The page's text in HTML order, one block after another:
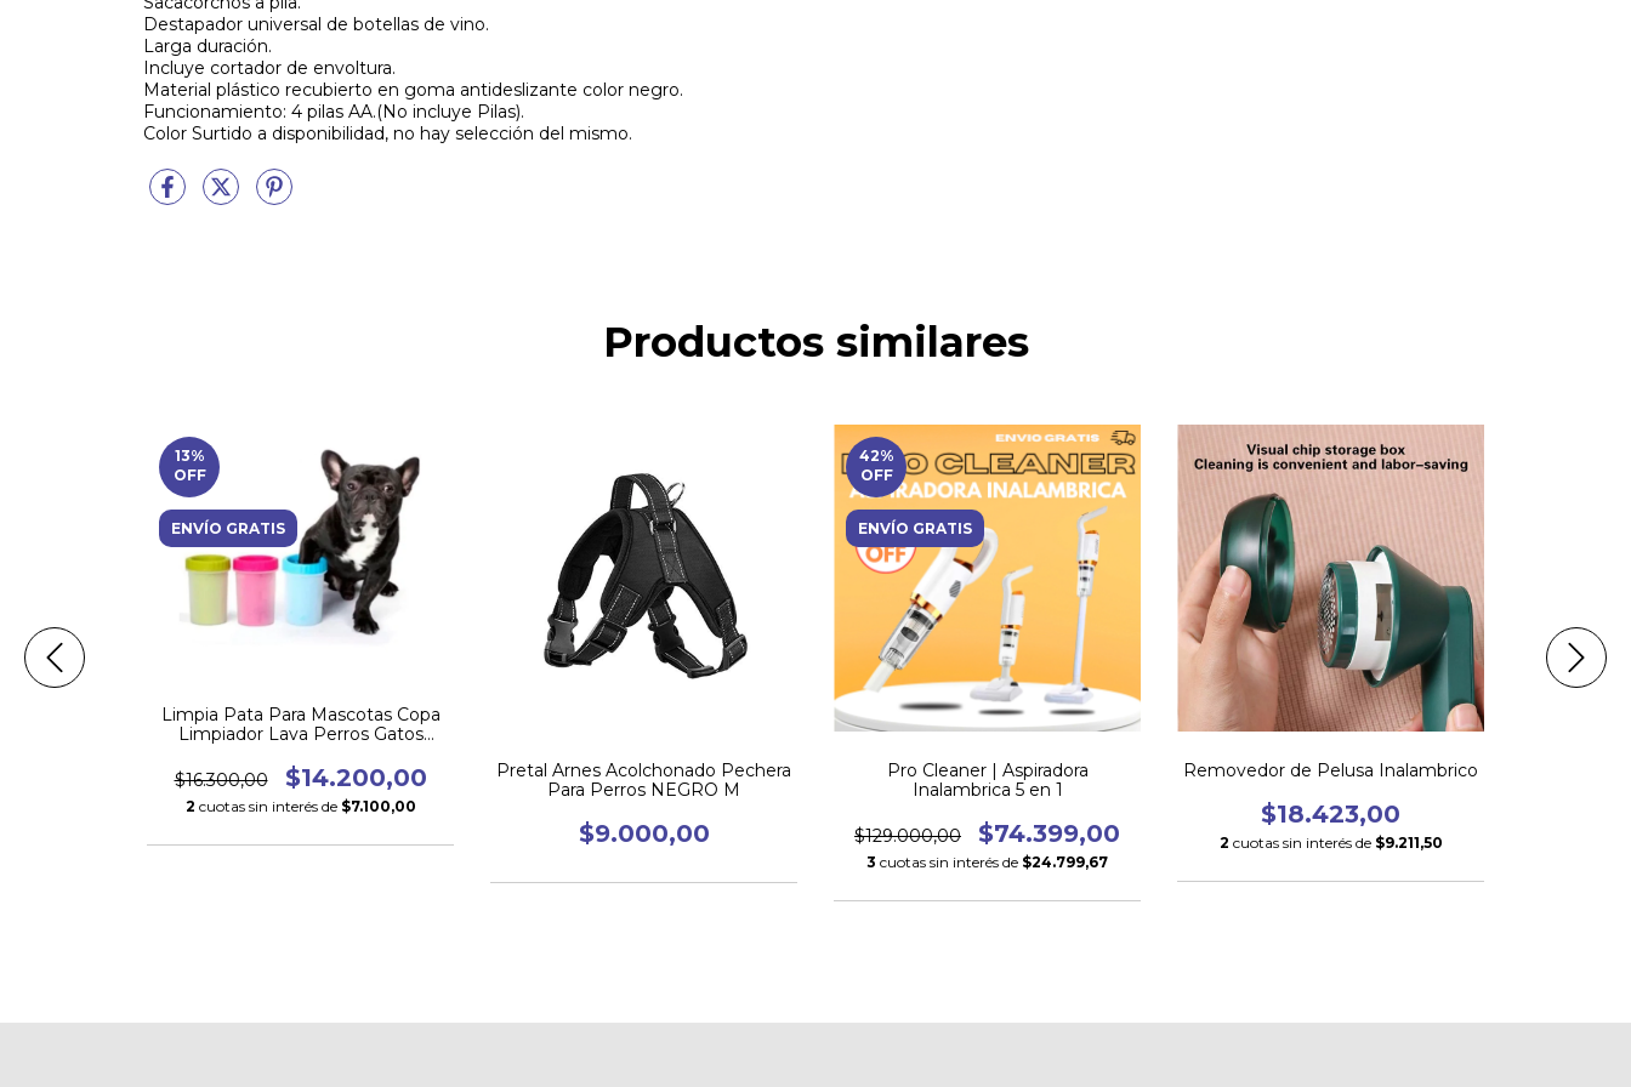
Destapador universal de botellas de vino.
Larga duración.
Incluye cortador de envoltura.
Material plástico recubierto en goma antideslizante color negro.
Funcionamiento: 4 pilas AA.(No incluye Pilas).
Color Surtido a disponibilidad, no hay selección del mismo.
Productos similares
13%
OFF
ENVÍO GRATIS
Limpia Pata Para Mascotas Copa
Limpiador Lava Perros Gatos
$16.300,00
$14.200,00
2 cuotas sin interés de $7.100,00
Pretal Arnes Acolchonado Pechera
Para Perros NEGRO M
$9.000,00
42%
OFF
ENVÍO GRATIS
Pro Cleaner | Aspiradora
Inalambrica 5 en 1
$129.000,00 $74.399,00
3 cuotas sin interés de $24.799,67
Removedor de Pelusa Inalambrico
$18.423,00
2 cuotas sin interés de $9.211,50